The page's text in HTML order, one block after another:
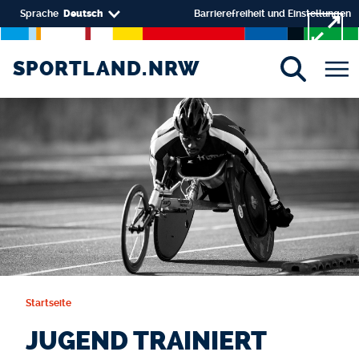
Direkt zum Inhalt
Select your language
Sprache Deutsch Barrierefreiheit und Einstellungen
SPORTLAND.NRW
SPORTLAND.NRW
Startseite
JUGEND TRAINIERT